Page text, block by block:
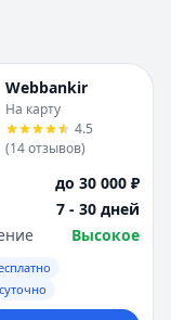
Webbankir
На карту
4.5
(14отзывов)
до 30 000 ₽
7 - 30 дней
Высокое